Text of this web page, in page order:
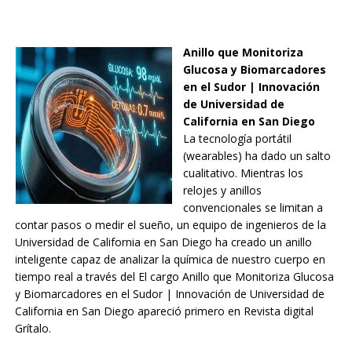
Anillo que Monitoriza
Glucosa y Biomarcadores
en el Sudor | Innovación
de Universidad de
California en San Diego
La tecnología portátil
(wearables) ha dado un salto
cualitativo. Mientras los
relojes y anillos
convencionales se limitan a
contar pasos o medir el sueño, un equipo de ingenieros de la
Universidad de California en San Diego ha creado un anillo
inteligente capaz de analizar la química de nuestro cuerpo en
tiempo real a través del El cargo Anillo que Monitoriza Glucosa
y Biomarcadores en el Sudor | Innovación de Universidad de
California en San Diego apareció primero en Revista digital
Grítalo.